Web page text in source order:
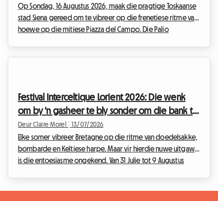
Op Sondag, 16 Augustus 2026, maak die pragtige Toskaanse
stad Siena gereed om te vibreer op die frenetiese ritme van
hoewe op die mitiese Piazza del Campo. Die Palio
hierdie unieke viering. Hierdie massiewe toestro...
Festival Interceltique Lorient 2026: Die wenk
om by 'n gasheer te bly sonder om die bank te
breek
Deur Claire Morel 13/07/2026
Elke somer vibreer Bretagne op die ritme van doedelsakke,
bombarde en Keltiese harpe. Maar vir hierdie nuwe uitgawe
is die entoesiasme ongekend. Van 31 Julie tot 9 Augustus